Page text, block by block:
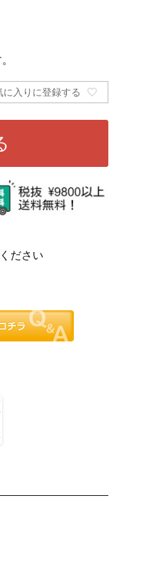
に入りに登録する
ださい